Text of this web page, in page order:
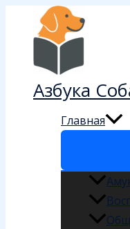
Перейти
Азбука
Главная